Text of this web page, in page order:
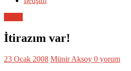
İtirazım var!
23 Ocak 2008 Münir Aksoy 0 yorum